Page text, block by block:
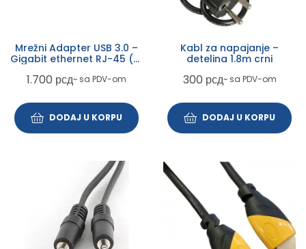
Mrežni Adapter USB 3.0 –
Gigabit ethernet RJ-45 (F)
1.700 рсд~ sa PDV-om
DODAJ U KORPU
Kabl za napajanje –
detelina 1.8m crni
300 рсд~ sa PDV-om
DODAJ U KORPU